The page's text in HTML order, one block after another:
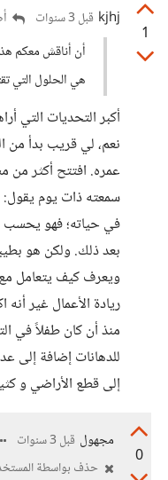
1
kjhj قبل 3 سنوات
أن أناقش معكم
هي الحلول التي
أكبر التحديات التي
نعم، لي قريب بدأ من
عمره. افتتح أكثر
سمعته ذات يوم يقول:
في حياته؛ فهو يحسب
بعد ذلك. ولكن هو
ويعرف كيف يتعامل
ريادة الأعمال غير
منذ أن كان طفلاً في
للدهانات إضافة إلى
إلى قطع الأراضي و
0
مجهول قبل 3 سنوات
حذف بواسطة